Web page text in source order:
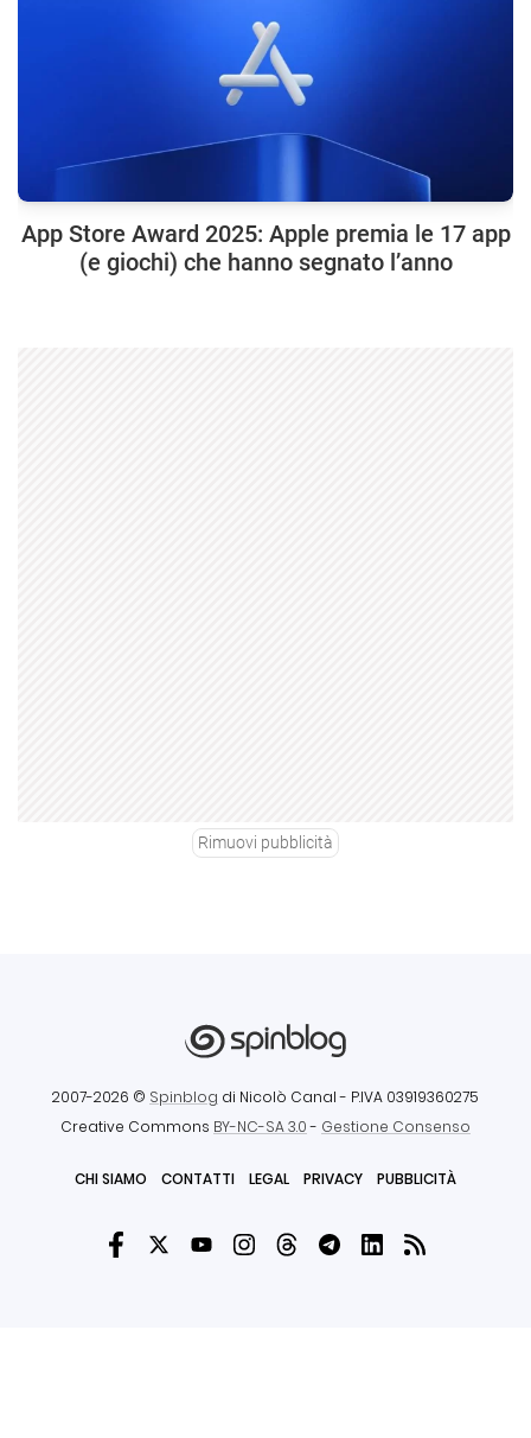
App Store Award 2025: Apple premia le 17 app
(e giochi) che hanno segnato l’anno
Rimuovi pubblicità
2007-2026 © Spinblog di Nicolò Canal - P.IVA 03919360275
Creative Commons BY-NC-SA 3.0- Gestione Consenso
CHI SIAMO CONTATTI LEGAL PRIVACY PUBBLICITÀ